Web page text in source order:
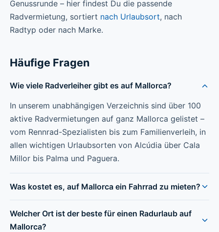
Genussrunde – hier findest Du die passende
Radvermietung, sortiert nach Urlaubsort, nach
Radtyp oder nach Marke.
Häufige Fragen
Wie viele Radverleiher gibt es auf Mallorca?
In unserem unabhängigen Verzeichnis sind über 100
aktive Radvermietungen auf ganz Mallorca gelistet –
vom Rennrad-Spezialisten bis zum Familienverleih, in
allen wichtigen Urlaubsorten von Alcúdia über Cala
Millor bis Palma und Paguera.
Was kostet es, auf Mallorca ein Fahrrad zu mieten?
Welcher Ort ist der beste für einen Radurlaub auf
Mallorca?